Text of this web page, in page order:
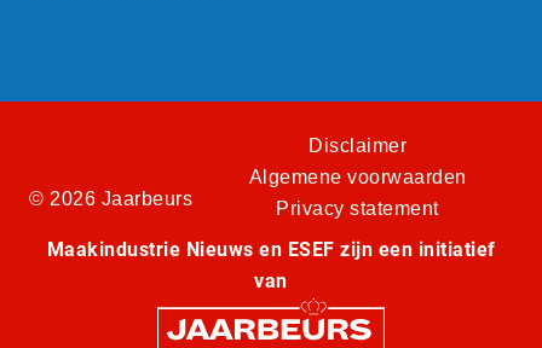
© 2026 Jaarbeurs
Disclaimer
Algemene voorwaarden
Privacy statement
Maakindustrie Nieuws en ESEF zijn een initiatief
van